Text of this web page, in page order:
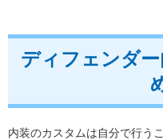
ディフェンダ
内装のカスタムは自分で行う